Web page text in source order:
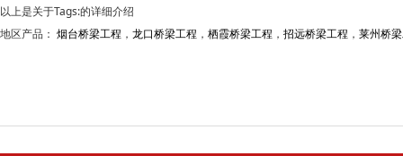
以上是关于Tags:的详细介绍
地区产品： 烟台桥梁工程 ， 龙口桥梁工程 ， 栖霞桥梁工程 ， 招远桥梁工程 ， 莱州桥